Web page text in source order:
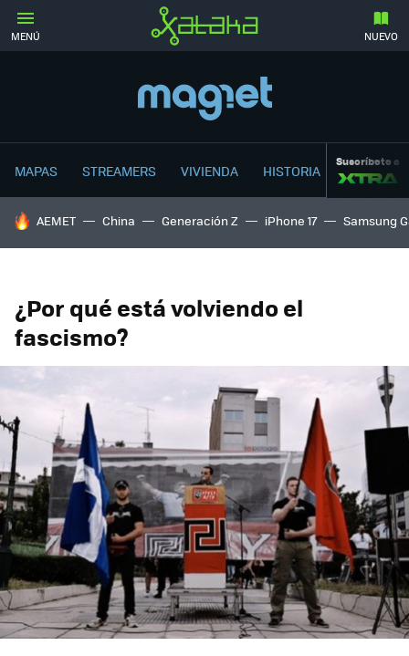
MENÚ NUEVO
MAPAS STREAMERS VIVIENDA HISTORIA Suscríbete a
HOY SE HABLA DE
AEMET China Generación Z iPhone 17 Samsung
¿Por qué está volviendo el
fascismo?